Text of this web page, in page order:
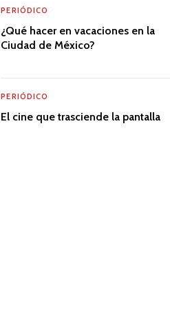
PERIÓDICO
¿Qué hacer en vacaciones en la
Ciudad de México?
PERIÓDICO
El cine que trasciende la pantalla